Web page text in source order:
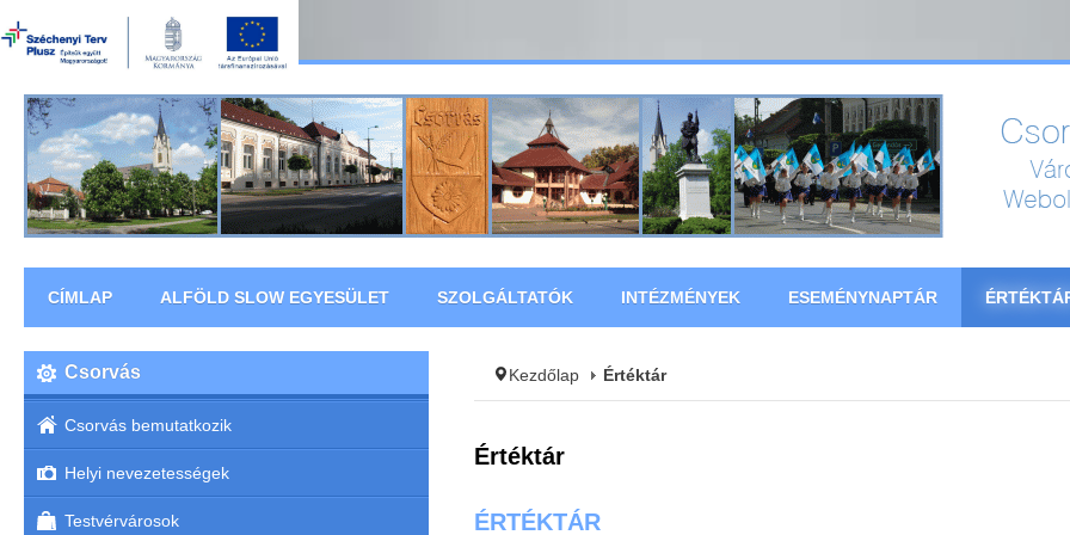
CÍMLAP ALFÖLD SLOW EGYESÜLET SZOLGÁLTATÓK INTÉZMÉNYEK ESEMÉNYNAPTÁR
Kezdőlap Értéktár
Értéktár
ÉRTÉKTÁR
Csorvás
Csorvás bemutatkozik
Helyi nevezetességek
Testvérvárosok